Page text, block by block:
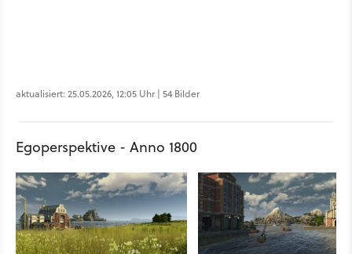
aktualisiert: 25.05.2026, 12:05 Uhr | 54 Bilder
Egoperspektive - Anno 1800